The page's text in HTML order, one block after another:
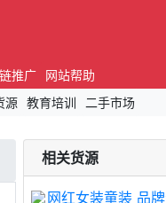
推广
网站帮助
源 教育培训 二手市场
相关货源